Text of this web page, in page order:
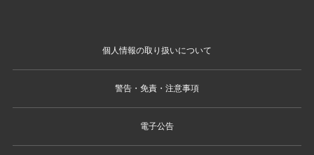
個人情報の取り扱いについて
警告・免責・注意事項
電子公告